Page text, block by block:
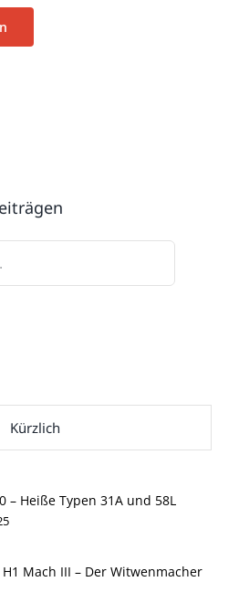
Kürzlich
– Heiße Typen 31A und 58L
H1 Mach III – Der Witwenmacher